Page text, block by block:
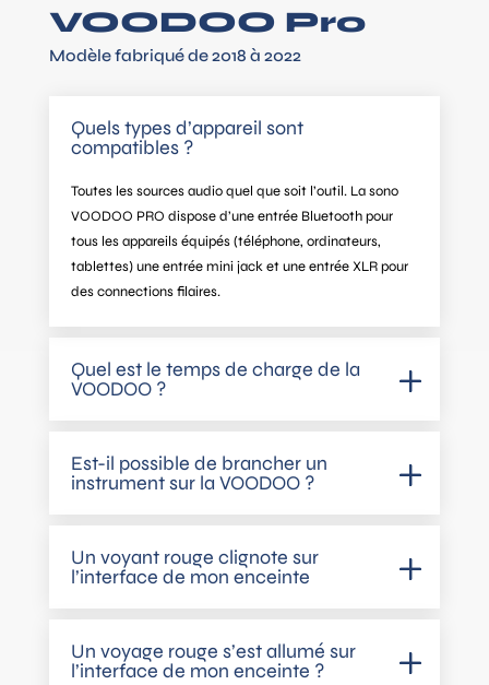
VOODOO Pro
Modèle fabriqué de 2018 à 2022
Quels types d’appareil sont
compatibles ?
Toutes les sources audio quel que soit l’outil. La sono
VOODOO PRO dispose d’une entrée Bluetooth pour
tous les appareils équipés (téléphone, ordinateurs,
tablettes) une entrée mini jack et une entrée XLR pour
des connections filaires.
Quel est le temps de charge de la
VOODOO ?
Est-il possible de brancher un
instrument sur la VOODOO ?
Un voyant rouge clignote sur
l’interface de mon enceinte
Un voyage rouge s’est allumé sur
l’interface de mon enceinte ?